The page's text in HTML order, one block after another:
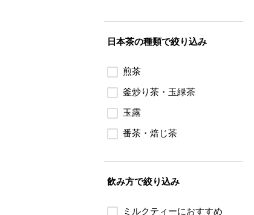
日本茶の種類で絞り込み
煎茶
釜炒り茶・玉緑茶
玉露
番茶・焙じ茶
飲み方で絞り込み
ミルクティーにおすすめ